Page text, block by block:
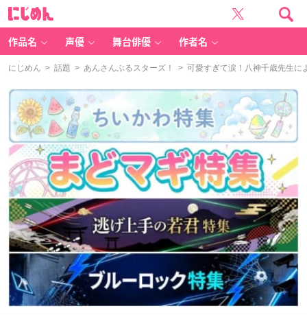
作品名 声優 舞台俳優 作者名
にじめん > 話題 > あんさんぶるスターズ！ > 可愛すぎて涙！八神千歳先生に